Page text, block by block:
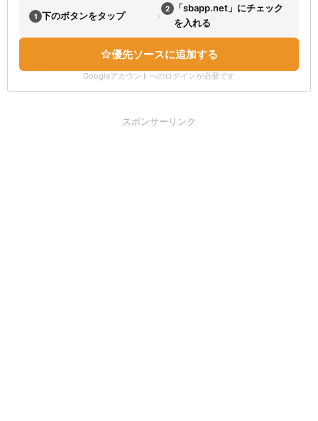
1 下のボタンをタップ › 2
「sbapp.net」にチェック
を入れる
優先ソースに追加する
Googleアカウントへのログインが必要です
スポンサーリンク